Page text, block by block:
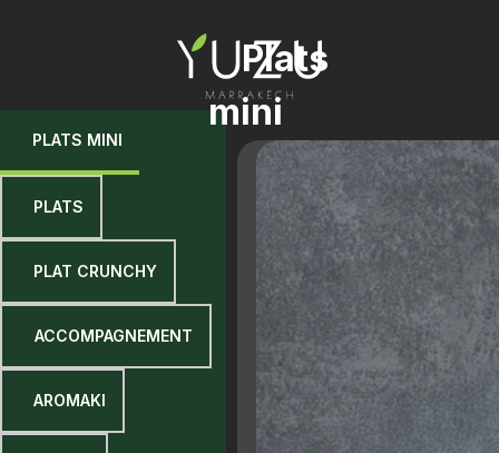
1 PLATS MINI
2 PLATS
3 PLAT CRUNCHY
4 ACCOMPAGNEMENT
5 AROMAKI
1 Plats
mini